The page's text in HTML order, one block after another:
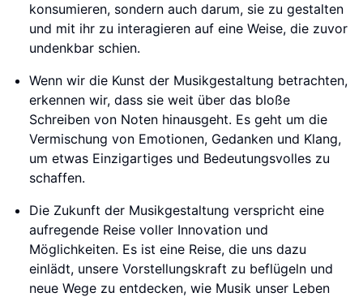
konsumieren, sondern auch darum, sie zu gestalten
und mit ihr zu interagieren auf eine Weise, die zuvor
undenkbar schien.
Wenn wir die Kunst der Musikgestaltung betrachten,
erkennen wir, dass sie weit über das bloße
Schreiben von Noten hinausgeht. Es geht um die
Vermischung von Emotionen, Gedanken und Klang,
um etwas Einzigartiges und Bedeutungsvolles zu
schaffen.
Die Zukunft der Musikgestaltung verspricht eine
aufregende Reise voller Innovation und
Möglichkeiten. Es ist eine Reise, die uns dazu
einlädt, unsere Vorstellungskraft zu beflügeln und
neue Wege zu entdecken, wie Musik unser Leben